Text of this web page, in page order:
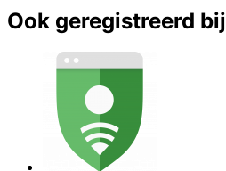
Ook geregistreerd bij